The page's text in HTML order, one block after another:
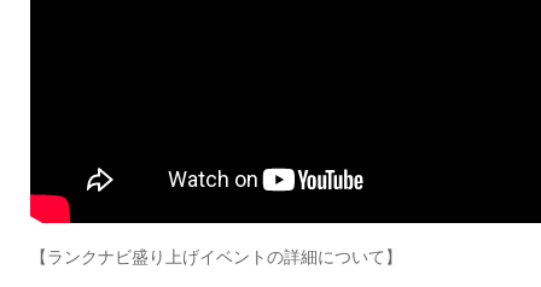
【ランクナビ盛り上げイベントの詳細について】